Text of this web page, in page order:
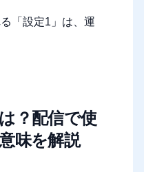
「設定1」は、運
？配信で使
味を解説